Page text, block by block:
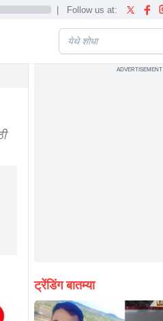
| Follow us at:
hands bjp operation lotus
ADVERTISEMENT
ट्रेंडिंग बातम्या